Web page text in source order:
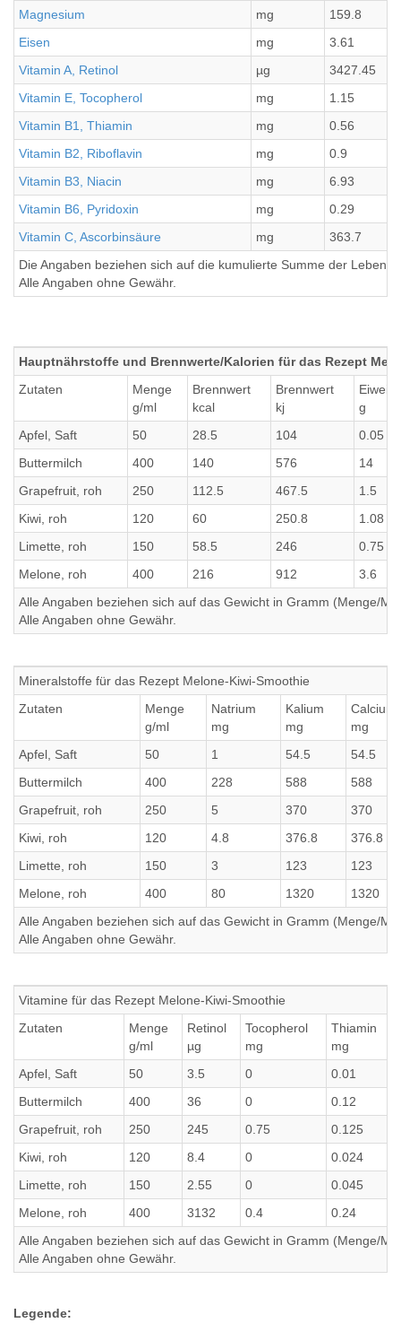
Magnesium mg
159.8
Eisen
mg
3.61
Vitamin A, Retinol
µg
3427.45
Vitamin E, Tocopherol
mg
1.15
Vitamin B1, Thiamin
mg
0.56
Vitamin B2, Riboflavin
mg
0.9
Vitamin B3, Niacin
mg
6.93
Vitamin B6, Pyridoxin
mg
0.29
Vitamin C, Ascorbinsäure
mg
363.7
Die Angaben beziehen sich auf die kumulierte Summe der
Alle Angaben ohne Gewähr.
Hauptnährstoffe und Brennwerte/Kalorien für das Rezept
Zutaten
Menge
g/ml
Brennwert
kcal
Brennwert
kj
Eiweiß
g
Apfel, Saft
50 28.5 104
0.05
Buttermilch
400 140 576
14
Grapefruit, roh
250 112.5 467.5
1.5
Kiwi, roh
120 60 250.8
1.08
Limette, roh
150 58.5 246
0.75
Melone, roh
400 216 912
3.6
Alle Angaben beziehen sich auf das Gewicht in Gramm (Menge/
Alle Angaben ohne Gewähr.
Mineralstoffe für das Rezept Melone-Kiwi-Smoothie
Zutaten
Menge
g/ml
Natrium
mg
Kalium
mg
Calcium
mg
Apfel, Saft
50 1 54.5
54.5
Buttermilch
400 228 588
588
Grapefruit, roh
250 5 370
370
Kiwi, roh
120 4.8 376.8
376.8
Limette, roh
150 3 123
123
Melone, roh
400 80 1320
1320
Alle Angaben beziehen sich auf das Gewicht in Gramm (Menge/
Alle Angaben ohne Gewähr.
Vitamine für das Rezept Melone-Kiwi-Smoothie
Zutaten
Menge
g/ml
Retinol
µg
Tocopherol
mg
Thiamin
mg
Apfel, Saft
50 3.5 0 0.01
Buttermilch
400 36 0 0.12
Grapefruit, roh
250 245 0.75 0.125
Kiwi, roh
120 8.4 0 0.024
Limette, roh
150 2.55 0 0.045
Melone, roh
400 3132 0.4 0.24
Alle Angaben beziehen sich auf das Gewicht in Gramm (Menge/
Alle Angaben ohne Gewähr.
Legende: